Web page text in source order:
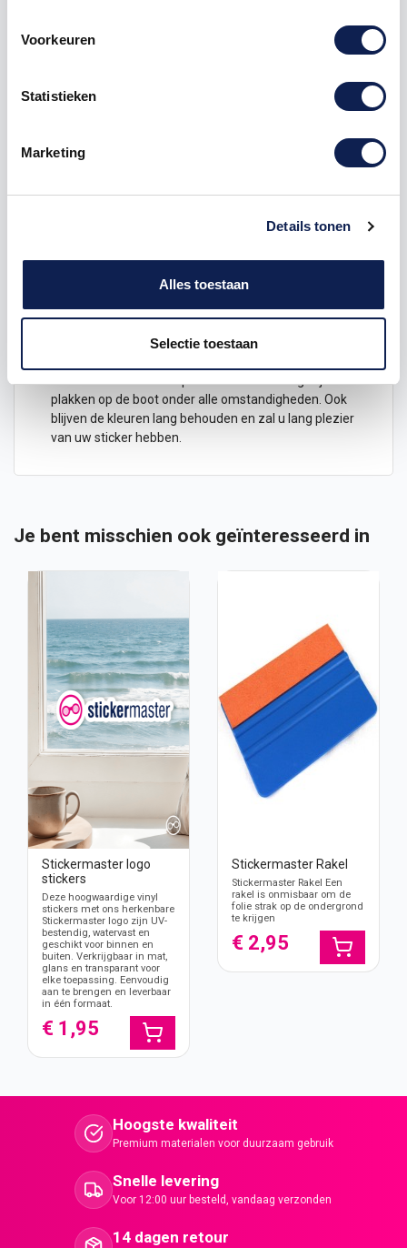
Voorkeuren
Statistieken
Marketing
Details tonen
Alles toestaan
Selectie toestaan
Seinvlaggen waren vroeger de manier van
worden seinvlaggen nog steeds gebruikt om schepen
Ons assortiment gaat van A tot Z en 0 tot 9. Zo kan
bijvoorbeeld denaamvan uw boot spellen met de
hoogwaardig en duurzaam vinyl. Dit materiaal is
water proof en bestand tegen UV straling. Hierdoor
plakken op de boot onder alle omstandigheden. Ook
blijven de kleuren lang behouden en zal u lang plezier
van uw sticker hebben.
Je bent misschien ook geïnteresseerd in
Stickermaster logo
stickers
Deze hoogwaardige vinyl
stickers met ons herkenbare
Stickermaster logo zijn UV-
bestendig, watervast en
geschikt voor binnen en
buiten. Verkrijgbaar in mat,
glans en transparant voor
elke toepassing. Eenvoudig
aan te brengen en leverbaar
in één formaat.
€ 1,95
Stickermaster Rakel
Stickermaster Rakel Een
rakel is onmisbaar om de
folie strak op de ondergrond
te krijgen
€ 2,95
Hoogste kwaliteit
Premium materialen voor duurzaam gebruik
Snelle levering
Voor 12:00 uur besteld, vandaag verzonden
14 dagen retour